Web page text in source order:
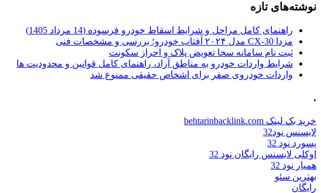
نوشته‌های تازه
راهنمای کامل مراحل و شرایط اسقاط خودرو فرسوده (14 مرداد 1405)
مزدا CX-30 مدل ۲۰۲۴ آفتاب خودرو؛ بررسی و مشخصات فنی
ثبت نام سامانه سخا تعویض پلاک و احراز سکونت
شرایط واردات خودرو به مناطق آزاد، راهنمای کامل قوانین و محدودیت ها
واردات خودروی صفر برای اشخاص حقیقی ممنوع شد
.
خرید بک لینک behtarinbacklink.com
لایسنس نود32
پسورد نود 32
اوکلی لایسنس رایگان نود 32
همیار نود 32
بهترین سئو
رایگان